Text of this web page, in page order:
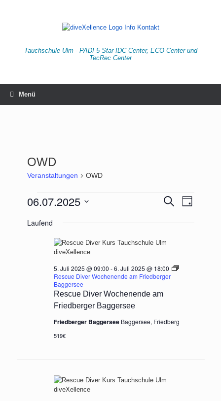
Tauchschule Ulm - PADI 5-Star-IDC Center, ECO Center und
TecRec Center
Menü
OWD
Veranstaltungen OWD
Veranstaltungen
für
Juli
Veranstaltungen
Suche
Suche
Ansichten-
Tag
06.07.2025
wählen.
Laufend
Rescue Diver Wochenende am
Friedberger Baggersee
5. Juli 2025 @ 09:00 -6. Juli 2025 @ 18:00
Rescue Diver Wochenende am Friedberger
Baggersee
Friedberger Baggersee Baggersee, Friedberg
519€